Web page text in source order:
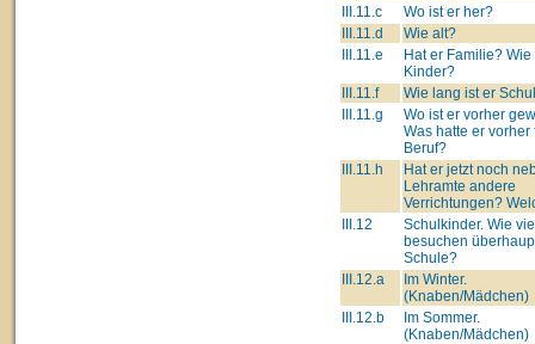
III.11.c
Wo ist er her?
III.11.d
Wie alt?
III.11.e
Hat er Familie?
Kinder?
III.11.f
Wie lang ist er
III.11.g
Wo ist er vorher
Was hatte er vorher
Beruf?
III.11.h
Hat er jetzt noch
Lehramte andere
Verrichtungen?
III.12
Schulkinder. Wie
besuchen
Schule?
III.12.a
Im Winter.
(Knaben/Mädchen)
III.12.b
Im Sommer.
(Knaben/Mädchen)